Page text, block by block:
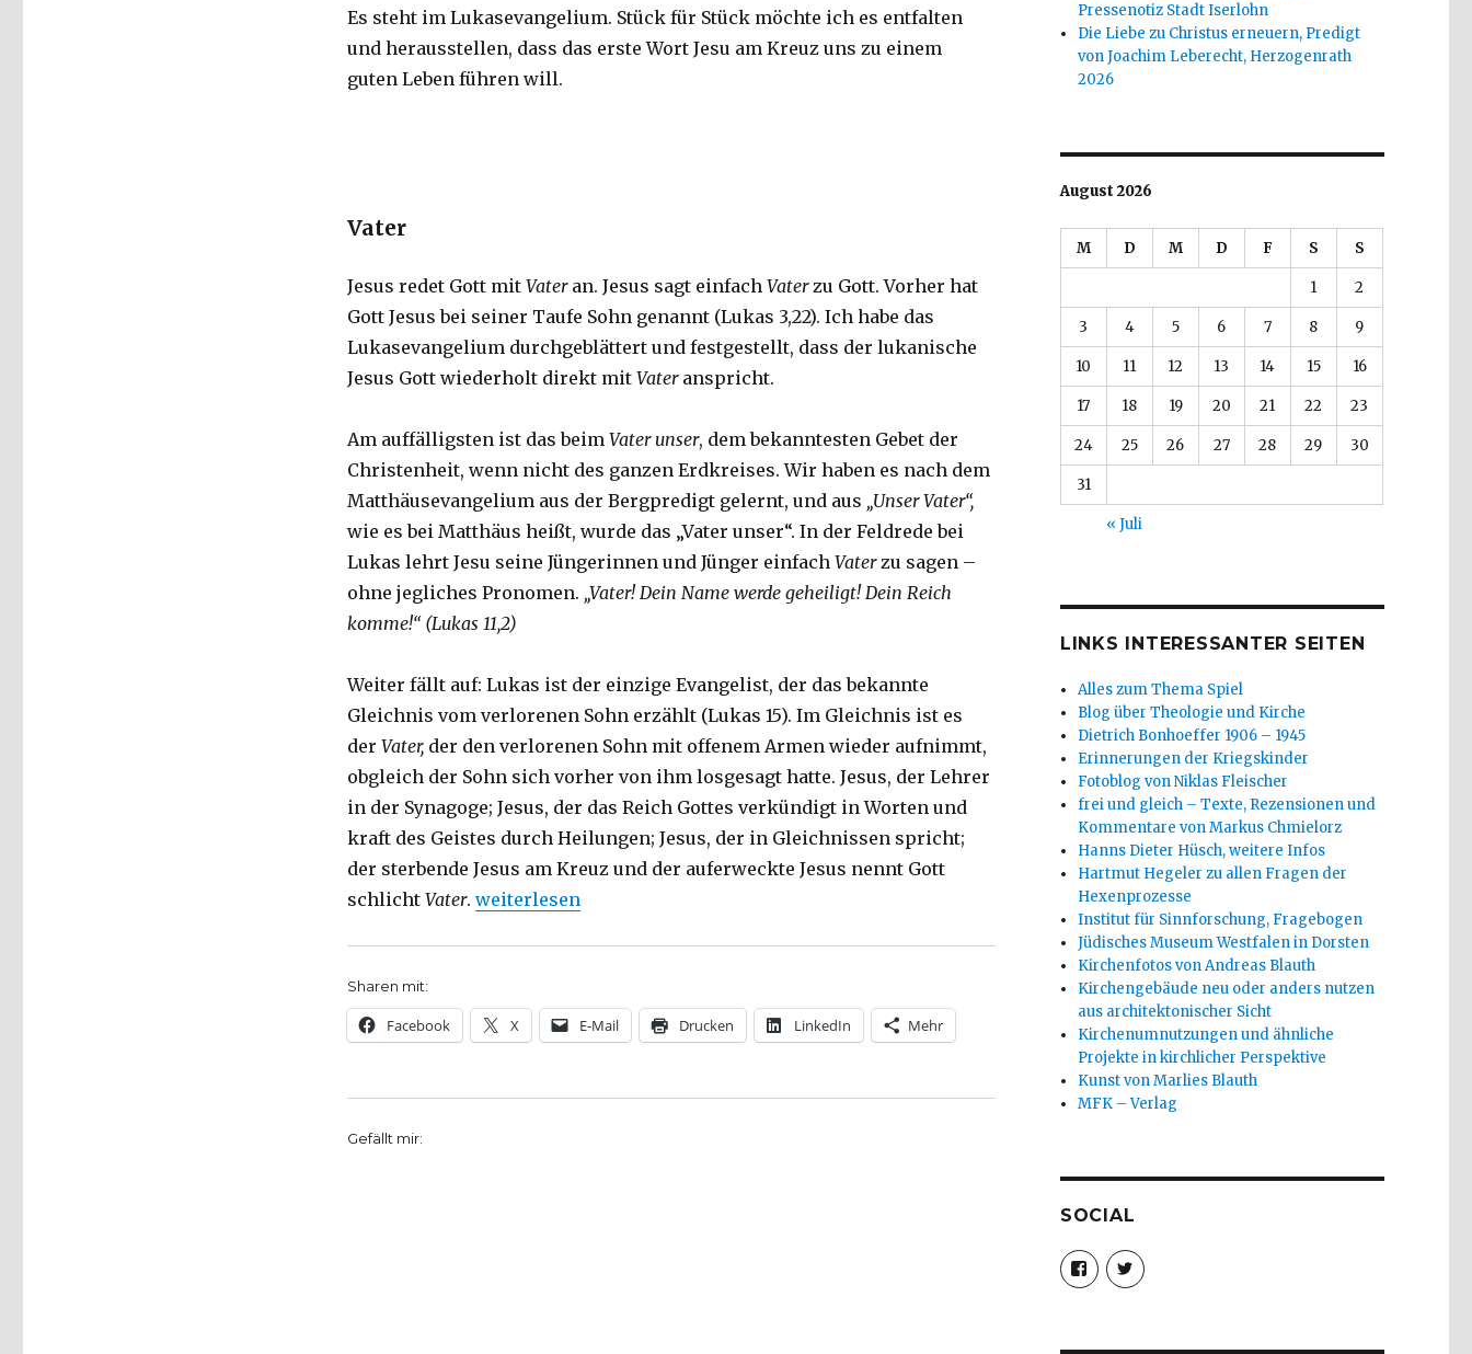
Es steht im Lukasevangelium. Stück für Stück möchte ich es entfalten
und herausstellen, dass das erste Wort Jesu am Kreuz uns zu einem
guten Leben führen will.
Vater
Jesus redet Gott mit Vateran. Jesus sagt einfach Vaterzu Gott. Vorher hat
Gott Jesus bei seiner Taufe Sohn genannt (Lukas 3,22). Ich habe das
Lukasevangelium durchgeblättert und festgestellt, dass der lukanische
Jesus Gott wiederholt direkt mit Vateranspricht.
Am auffälligsten ist das beim Vater unser, dem bekanntesten Gebet der
Christenheit, wenn nicht des ganzen Erdkreises. Wir haben es nach dem
Matthäusevangelium aus der Bergpredigt gelernt, und aus „Unser Vater“,
wie es bei Matthäus heißt, wurde das „Vater unser“. In der Feldrede bei
Lukas lehrt Jesu seine Jüngerinnen und Jünger einfach Vaterzu sagen –
ohne jegliches Pronomen. „Vater! Dein Name werde geheiligt! Dein Reich
komme!“ (Lukas 11,2)
Weiter fällt auf: Lukas ist der einzige Evangelist, der das bekannte
Gleichnis vom verlorenen Sohn erzählt (Lukas 15). Im Gleichnis ist es
der Vater,der den verlorenen Sohn mit offenem Armen wieder aufnimmt,
obgleich der Sohn sich vorher von ihm losgesagt hatte. Jesus, der Lehrer
in der Synagoge; Jesus, der das Reich Gottes verkündigt in Worten und
kraft des Geistes durch Heilungen; Jesus, der in Gleichnissen spricht;
der sterbende Jesus am Kreuz und der auferweckte Jesus nennt Gott
schlicht Vater. „Die sieben Worte Jesu am Kreuz, Joachim Leberecht, Herzogenrath 2020“
weiterlesen
Sharen mit:
Facebook X E-Mail Drucken LinkedIn Mehr
Gefällt mir:
Pressenotiz Stadt Iserlohn
Die Liebe zu Christus erneuern, Predigt
von Joachim Leberecht, Herzogenrath
2026
August 2026
M D M D F S S
1 2
3 4 5 6 7 8 9
10 11 12 13 14 15 16
17 18 19 20 21 22 23
24 25 26 27 28 29 30
31
« Juli
LINKS INTERESSANTER SEITEN
Alles zum Thema Spiel
Blog über Theologie und Kirche
Dietrich Bonhoeffer 1906 – 1945
Erinnerungen der Kriegskinder
Fotoblog von Niklas Fleischer
frei und gleich – Texte, Rezensionen und
Kommentare von Markus Chmielorz
Hanns Dieter Hüsch, weitere Infos
Hartmut Hegeler zu allen Fragen der
Hexenprozesse
Institut für Sinnforschung, Fragebogen
Jüdisches Museum Westfalen in Dorsten
Kirchenfotos von Andreas Blauth
Kirchengebäude neu oder anders nutzen
aus architektonischer Sicht
Kirchenumnutzungen und ähnliche
Projekte in kirchlicher Perspektive
Kunst von Marlies Blauth
MFK – Verlag
SOCIAL
Profil
von
christoph.fleischer1
anzeigen
Profil
von
anzeigen